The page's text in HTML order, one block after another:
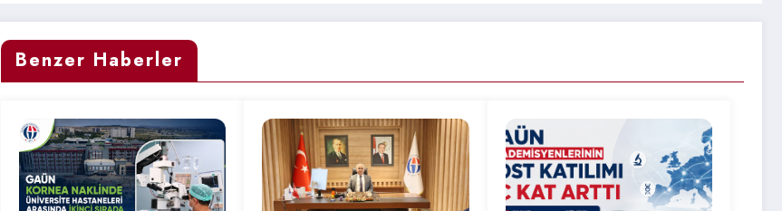
Benzer Haberler